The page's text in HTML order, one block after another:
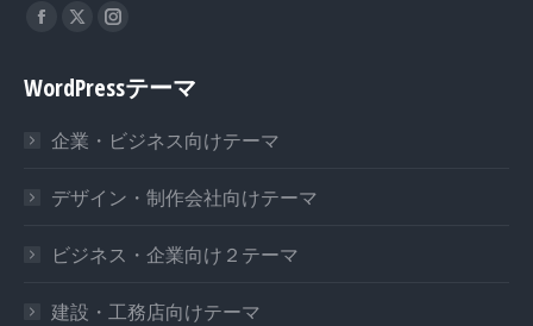
私達を見つけてください：
WordPressテーマ
企業・ビジネス向けテーマ
デザイン・制作会社向けテーマ
ビジネス・企業向け２テーマ
建設・工務店向けテーマ